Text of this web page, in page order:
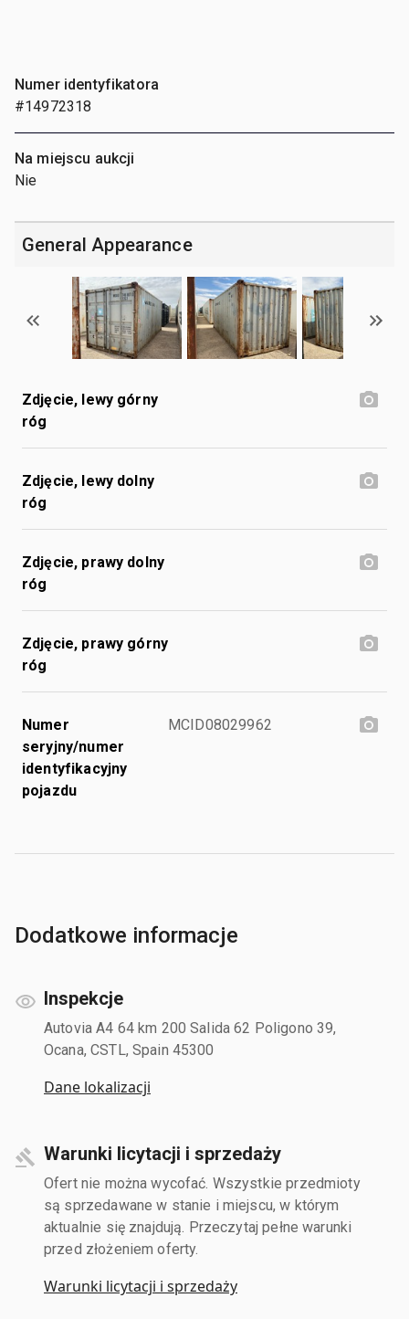
Numer identyfikatora
#14972318
Na miejscu aukcji
Nie
General Appearance
Zdjęcie, lewy górny
róg
Zdjęcie, lewy dolny
róg
Zdjęcie, prawy dolny
róg
Zdjęcie, prawy górny
róg
Numer
seryjny/numer
identyfikacyjny
pojazdu
MCID08029962
Dodatkowe informacje
Inspekcje
Autovia A4 64 km 200 Salida 62 Poligono 39,
Ocana, CSTL, Spain 45300
Dane lokalizacji
Warunki licytacji i sprzedaży
Ofert nie można wycofać. Wszystkie przedmioty
są sprzedawane w stanie i miejscu, w którym
aktualnie się znajdują. Przeczytaj pełne warunki
przed złożeniem oferty.
Warunki licytacji i sprzedaży